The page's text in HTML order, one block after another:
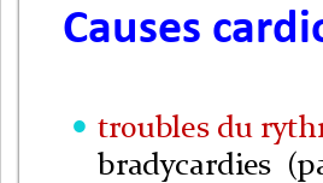
Causes
 troubles du
bradycardies